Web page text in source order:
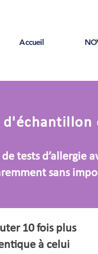
Accueil
tests d’allergie
sans
10 fois plus
à celui